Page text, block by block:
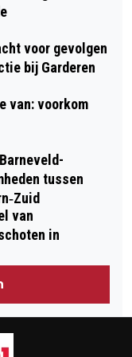
voor gevolgen
bij Garderen
van: voorkom
tussen
van
in